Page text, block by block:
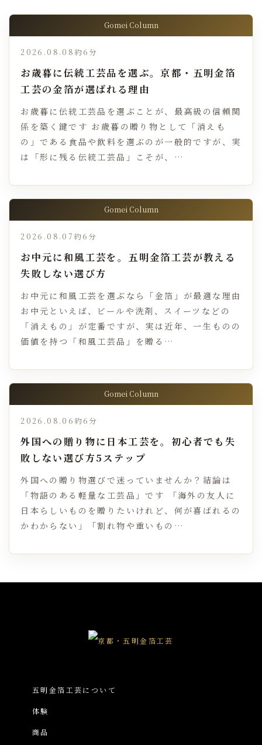
Gomei Column
2026.08.08 約6分
お歳暮に伝統工芸品を選ぶ。京都・五明金箔
工芸の金箔が選ばれる理由
お歳暮に伝統工芸品を選ぶことが、最高級の信頼関
係を築く鍵です お歳暮の贈り物として「消えも
の」である食品や飲料を選ぶのが一般的ですが、実
は「形に残る伝統工芸品」こそが、…
Gomei Column
2026.08.07 約6分
お中元に和風工芸を。五明金箔工芸が教える
失敗しない選び方
お中元に和風工芸を選ぶなら「金箔」が最適な理由
お中元といえば、ビールや洗剤、スイーツなどの
「消えもの」が定番ですが、実は近年、一生ものの
価値を持つ「和風工芸品」を贈る…
Gomei Column
2026.08.06 約6分
外国への贈り物に日本工芸を。初心者でも失
敗しない選び方5ステップ
外国への贈り物選びで迷っていませんか？結論は
「物語のある軽量な工芸品」です 「海外の友人に
日本らしいものを贈りたいけれど、何が喜ばれるの
かわからない」「割れ物や重いもの…
五明金箔工芸について
体験
商品